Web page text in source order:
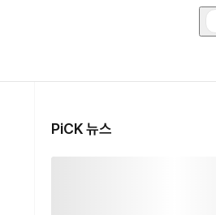
PiCK 뉴스